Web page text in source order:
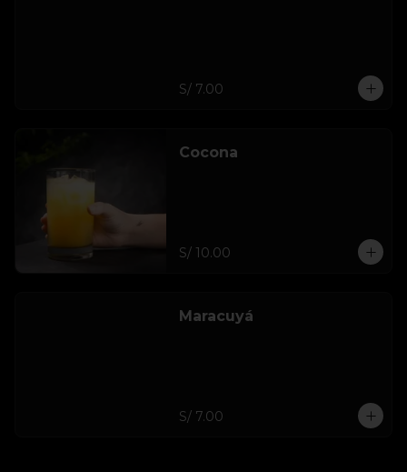
S/ 7.00
Cocona
S/ 10.00
Maracuyá
S/ 7.00